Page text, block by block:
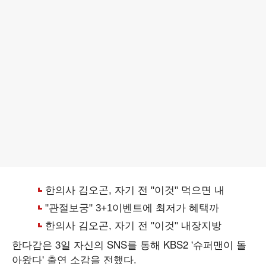
한다감은 3일 자신의 SNS를 통해 KBS2 '슈퍼맨이 돌
아왔다' 출연 소감을 전했다.